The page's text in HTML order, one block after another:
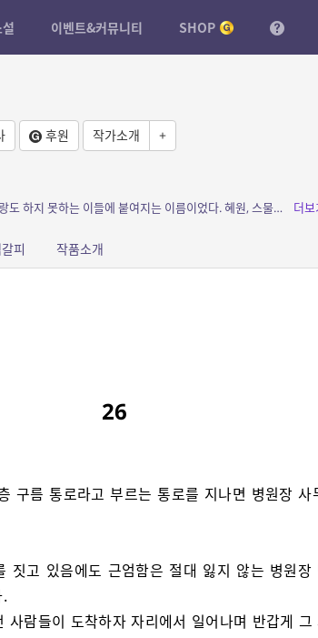
이벤트&커뮤니티 SHOP
후원 작가소개 +
소개: 사랑불구자, 괴물, 수용소. 세상에 존재하는 어떤 형식의 사랑도 하지 못하는 이들에 붙여지는 이름이었다. 혜원, 스물셋의 나이에 희망사랑병원에 스스로 발을 내디딘 그녀는 분명 그들...
더보
피 작품소개
26
구름 통로라고 부르는 통로를 지나면 병원장 사
짓고 있음에도 근엄함은 절대 잃지 않는 병원장
.
사람들이 도착하자 자리에서 일어나며 반갑게 그